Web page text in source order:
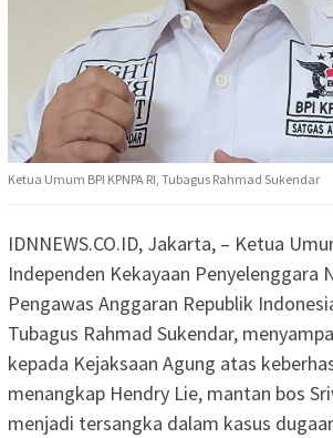
Ketua Umum BPI KPNPA RI, Tubagus Rahmad Sukendar
IDNNEWS.CO.ID, Jakarta, – Ketua
Independen Kekayaan Penyelenggara
Pengawas Anggaran Republik
Tubagus Rahmad Sukendar,
kepada Kejaksaan Agung atas
menangkap Hendry Lie, mantan bos
menjadi tersangka dalam kasus